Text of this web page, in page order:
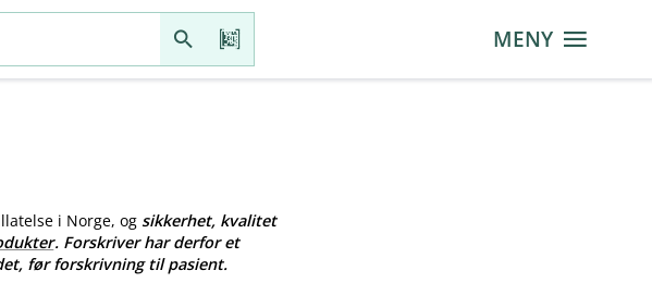
MENY
i Norge, og sikkerhet, kvalitet
. Forskriver har derfor et
før forskrivning til pasient.